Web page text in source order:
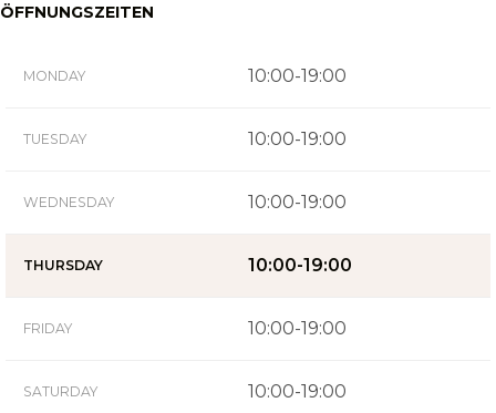
ÖFFNUNGSZEITEN
MONDAY 10:00-19:00
TUESDAY 10:00-19:00
WEDNESDAY 10:00-19:00
THURSDAY 10:00-19:00
FRIDAY 10:00-19:00
SATURDAY 10:00-19:00